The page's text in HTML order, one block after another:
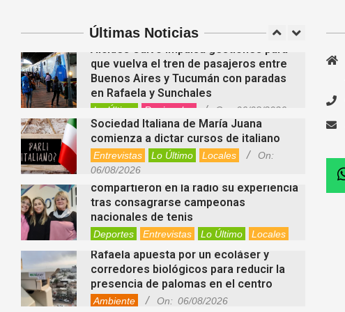
Últimas Noticias
Deportes Entrevistas
Locales
que vuelva el tren de pasajeros entre
Buenos Aires y Tucumán con paradas
en Rafaela y Sunchales
Lo Último Regionales On: 06/08/2026
Sociedad Italiana de María Juana
comienza a dictar cursos de italiano
Entrevistas Lo Último Locales
On:
06/08/2026
Nani Perusia y Estefanía Rinero
compartieron en la radio su experiencia
tras consagrarse campeonas
nacionales de tenis
Deportes Entrevistas Lo Último
Locales
Videos de Youtube
On: 06/08/2026
Rafaela apuesta por un ecoláser y
corredores biológicos para reducir la
presencia de palomas en el centro
Ambiente On: 06/08/2026